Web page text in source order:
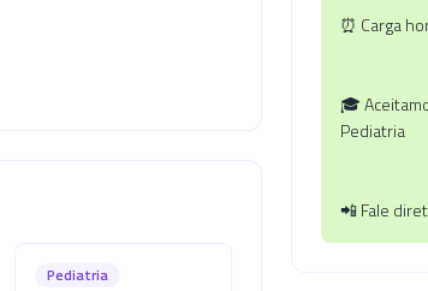
Pediatria
⏰ Carga
🎓
Pediatria
📲 Fale